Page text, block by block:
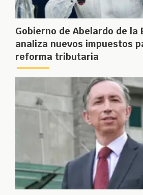
Gobierno de Abelardo de la
analiza nuevos impuestos
reforma tributaria